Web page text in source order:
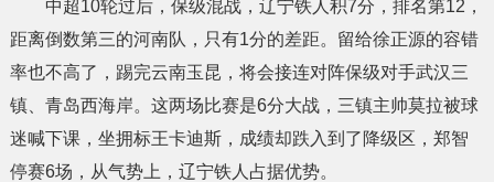
中超10轮过后，保级混战，辽宁铁人积7分，排名第12，
距离倒数第三的河南队，只有1分的差距。留给徐正源的容错
率也不高了，踢完云南玉昆，将会接连对阵保级对手武汉三
镇、青岛西海岸。这两场比赛是6分大战，三镇主帅莫拉被球
迷喊下课，坐拥标王卡迪斯，成绩却跌入到了降级区，郑智
停赛6场，从气势上，辽宁铁人占据优势。